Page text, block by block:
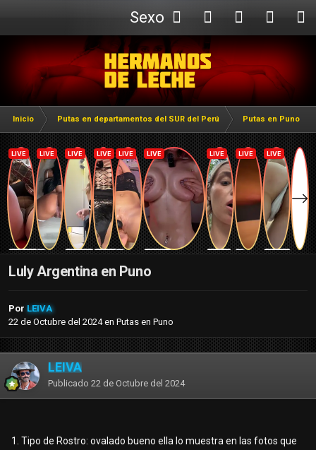
Sexo
Webcam
Inicio Putas en departamentos del SUR del Perú Putas en Puno
Luly Argentina en Puno
Por LEIVA
22 de Octubre del 2024en Putas en Puno
LEIVA
Publicado 22 de Octubre del 2024
1. Tipo de Rostro: ovalado bueno ella lo muestra en las fotos que